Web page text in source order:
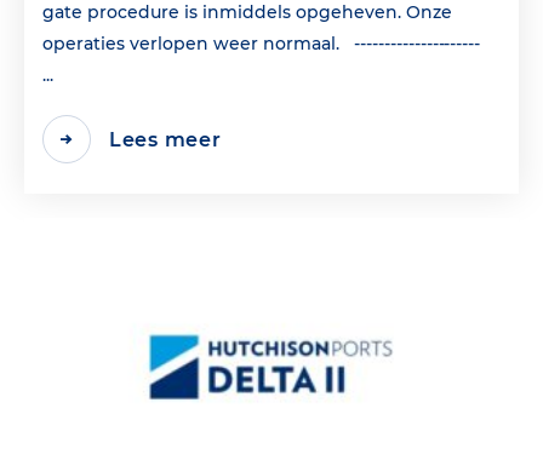
gate procedure is inmiddels opgeheven. Onze
operaties verlopen weer normaal. ---------------------
...
Lees meer